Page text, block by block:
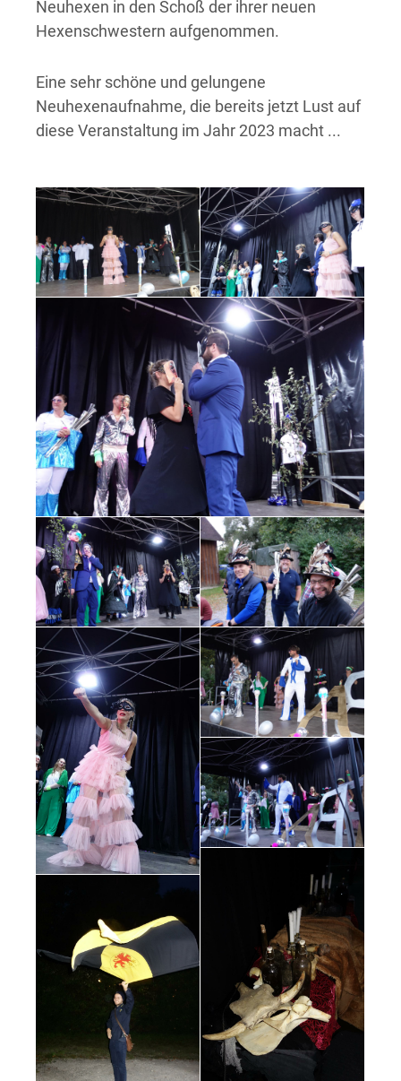
Neuhexen in den Schoß der ihrer neuen
Hexenschwestern aufgenommen.
Eine sehr schöne und gelungene
Neuhexenaufnahme, die bereits jetzt Lust auf
diese Veranstaltung im Jahr 2023 macht ...